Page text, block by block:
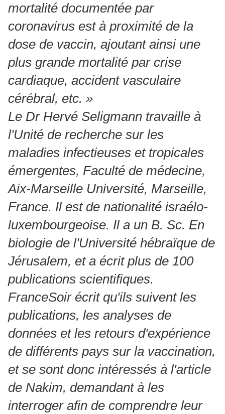
mortalité documentée par
coronavirus est à proximité de la
dose de vaccin, ajoutant ainsi une
plus grande mortalité par crise
cardiaque, accident vasculaire
cérébral, etc. »
Le Dr Hervé Seligmann travaille à
l'Unité de recherche sur les
maladies infectieuses et tropicales
émergentes, Faculté de médecine,
Aix-Marseille Université, Marseille,
France. Il est de nationalité israélo-
luxembourgeoise. Il a un B. Sc. En
biologie de l'Université hébraïque de
Jérusalem, et a écrit plus de 100
publications scientifiques.
FranceSoir écrit qu'ils suivent les
publications, les analyses de
données et les retours d'expérience
de différents pays sur la vaccination,
et se sont donc intéressés à l'article
de Nakim, demandant à les
interroger afin de comprendre leur